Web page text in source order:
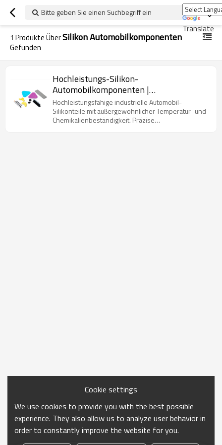
Translate
Bitte geben Sie einen Suchbegriff ein
1 Produkte ÜberSilikon Automobilkomponenten
Gefunden
Hochleistungs-Silikon-
Automobilkomponenten |
Chemikalienbeständige,
temperaturbeständige, präzise
Umspritzteile für industrielle
Hochleistungsfähige industrielle Automobil-
Silikonteile mit außergewöhnlicher Temperatur- und
Chemikalienbeständigkeit. Präzise
Cookie settings
We use cookies to provide you with the best possible
experience. They also allow us to analyze user behavior in
order to constantly improve the website for you.